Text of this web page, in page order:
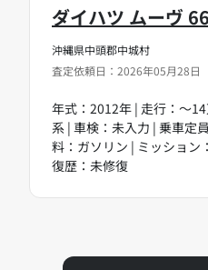
沖縄県中頭郡中城村
査定依頼日：2026年05月28日
ダイハツ ムーヴ
年式：2012年 | 走行：～
系 | 車検：未入力 | 乗車定
料：ガソリン | ミッション
復歴：未修復